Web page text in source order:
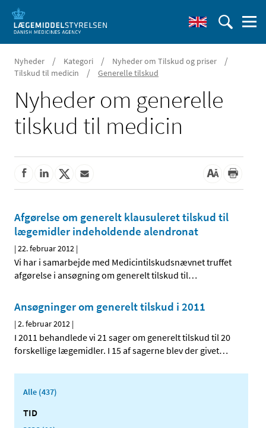
Nyheder / Kategori / Nyheder om Tilskud og priser /
Tilskud til medicin / Generelle tilskud
Nyheder om generelle
tilskud til medicin
Afgørelse om generelt klausuleret tilskud til
lægemidler indeholdende alendronat
|22. februar 2012 |
Vi har i samarbejde med Medicintilskudsnævnet truffet
afgørelse i ansøgning om generelt tilskud til…
Ansøgninger om generelt tilskud i 2011
|2. februar 2012 |
I 2011 behandlede vi 21 sager om generelt tilskud til 20
forskellige lægemidler. I 15 af sagerne blev der givet…
Alle (437)
TID